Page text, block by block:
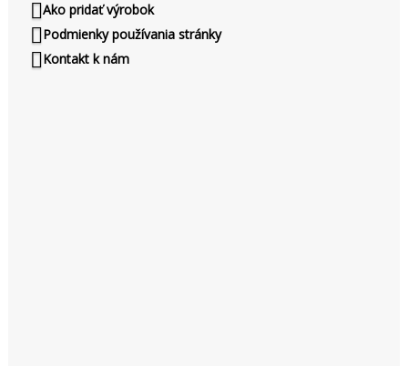
Ako pridať výrobok
Podmienky používania stránky
Kontakt k nám